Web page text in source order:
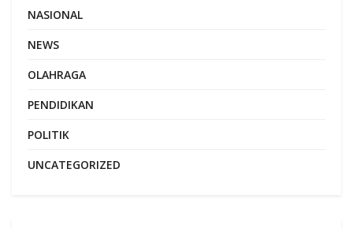
NASIONAL
NEWS
OLAHRAGA
PENDIDIKAN
POLITIK
UNCATEGORIZED